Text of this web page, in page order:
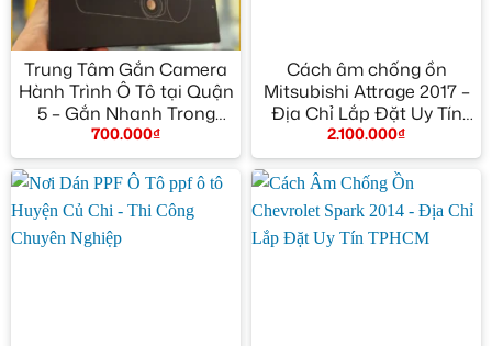
Trung Tâm Gắn Camera
Hành Trình Ô Tô tại Quận
5 – Gắn Nhanh Trong
Ngày
700.000₫
Cách âm chống ồn
Mitsubishi Attrage 2017 –
Địa Chỉ Lắp Đặt Uy Tín
TPHCM
2.100.000₫